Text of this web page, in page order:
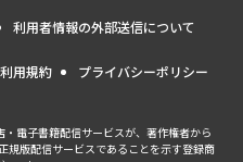
利用者情報の外部送信について
利用規約 プライバシーポリシー
・電子書籍配信サービスが、著作権者から
規版配信サービスであることを示す登録商